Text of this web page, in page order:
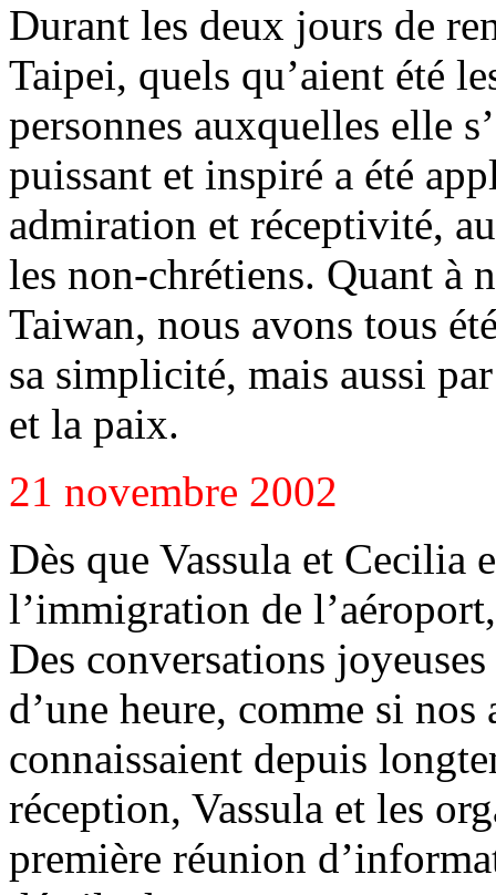
Durant les deux jours de
Taipei, quels qu’aient été
personnes auxquelles elle
puissant et inspiré a été
admiration et réceptivité,
les non-chrétiens. Quant à
Taiwan, nous avons tous
sa simplicité, mais aussi
et la paix.
21 novembre 2002
Dès que Vassula et Cecilia
l’immigration de
Des conversations
d’une heure, comme si
connaissaient depuis
réception, Vassula et les
première réunion